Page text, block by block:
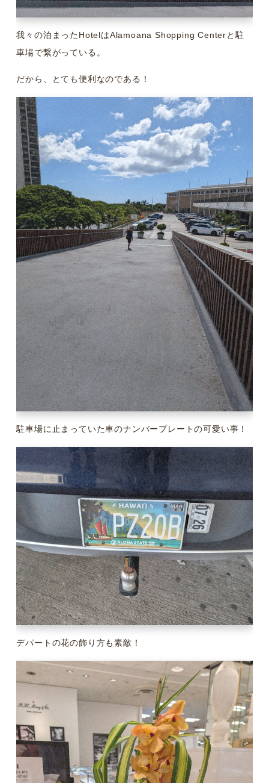
我々の泊まったHotelはAlamoana Shopping Centerと駐
車場で繋がっている。
だから、とても便利なのである！
駐車場に止まっていた車のナンバープレートの可愛い事！
デパートの花の飾り方も素敵！